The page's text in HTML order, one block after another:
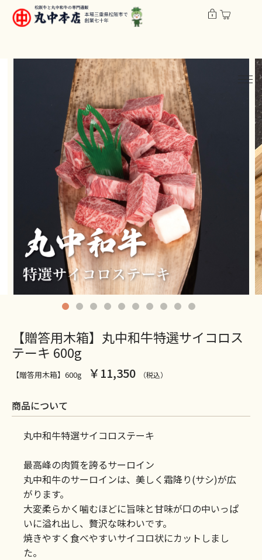
【贈答用木箱】丸中和牛特選サイコロス
テーキ 600g
【贈答用木箱】600g ￥11,350 （税込）
商品について
丸中和牛特選サイコロステーキ
最高峰の肉質を誇るサーロイン
丸中和牛のサーロインは、美しく霜降り(サシ)が広
がります。
大変柔らかく噛むほどに旨味と甘味が口の中いっぱ
いに溢れ出し、贅沢な味わいです。
焼きやすく食べやすいサイコロ状にカットしまし
た。